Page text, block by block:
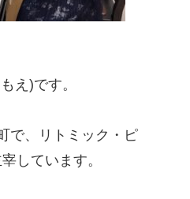
え)です。
で、リトミック・ピ
しています。